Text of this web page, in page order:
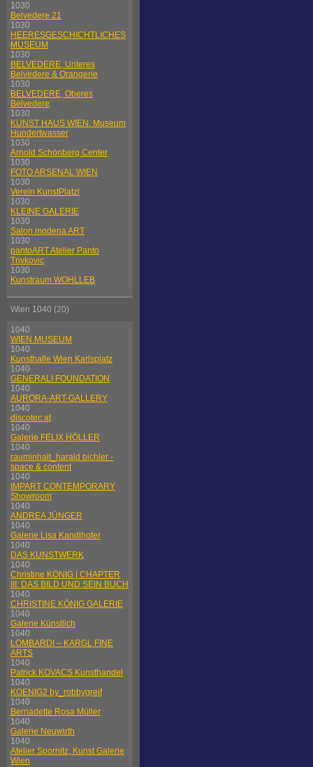
1030
Belvedere 21
1030
HEERESGESCHICHTLICHES
MUSEUM
1030
BELVEDERE, Unteres
Belvedere & Orangerie
1030
BELVEDERE, Oberes
Belvedere
1030
KUNST HAUS WIEN. Museum
Hundertwasser
1030
Arnold Schönberg Center
1030
FOTO ARSENAL WIEN
1030
Verein KunstPlatzl
1030
KLEINE GALERIE
1030
Salon modena ART
1030
pantoART Atelier Panto
Trivkovic
1030
Kunstraum WOHLLEB
Wien 1040 (20)
1040
WIEN MUSEUM
1040
Kunsthalle Wien Karlsplatz
1040
GENERALI FOUNDATION
1040
AURORA-ART-GALLERY
1040
discotec.at
1040
Galerie FELIX HÖLLER
1040
rauminhalt_harald bichler -
space & content
1040
IMPART CONTEMPORARY
Showroom
1040
ANDREA JÜNGER
1040
Galerie Lisa Kandlhofer
1040
DAS KUNSTWERK
1040
Christine KÖNIG | CHAPTER
III: DAS BILD UND SEIN BUCH
1040
CHRISTINE KÖNIG GALERIE
1040
Galerie Künstlich
1040
LOMBARDI – KARGL FINE
ARTS
1040
Patrick KOVACS Kunsthandel
1040
KOENIG2 by_robbygreif
1040
Bernadette Rosa Müller
1040
Galerie Neuwirth
1040
Atelier Spornitz, Kunst Galerie
Wien